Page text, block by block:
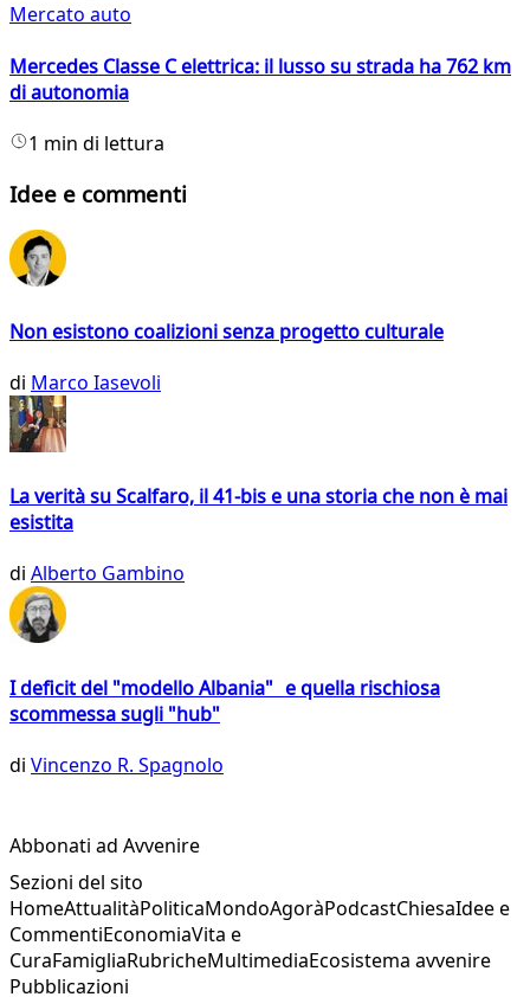
Mercato auto
Mercedes Classe C elettrica: il lusso su strada ha 762 km
di autonomia
1 min di lettura
Idee e commenti
Non esistono coalizioni senza progetto culturale
di Marco Iasevoli
La verità su Scalfaro, il 41-bis e una storia che non è mai
esistita
di Alberto Gambino
I deficit del "modello Albania" e quella rischiosa
scommessa sugli "hub"
di Vincenzo R. Spagnolo
Abbonati ad Avvenire
Sezioni del sito
HomeAttualitàPoliticaMondoAgoràPodcastChiesaIdee e
CommentiEconomiaVita e
CuraFamigliaRubricheMultimediaEcosistema avvenire
Pubblicazioni